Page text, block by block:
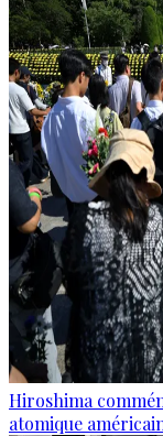
Hiroshima
atomique